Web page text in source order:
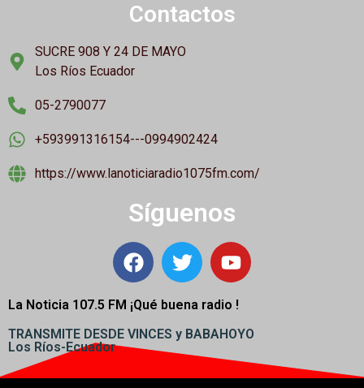
Contactos
SUCRE 908 Y 24 DE MAYO
Los Ríos Ecuador
05-2790077
+593991316154---0994902424
https://www.lanoticiaradio1075fm.com/
Síguenos
La Noticia 107.5 FM ¡Qué buena radio !
TRANSMITE DESDE VINCES y BABAHOYO
Los Ríos-Ecuador